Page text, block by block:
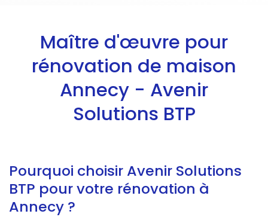
Maître d'œuvre pour
rénovation de maison
Annecy - Avenir
Solutions BTP
Pourquoi choisir Avenir Solutions
BTP pour votre rénovation à
Annecy ?